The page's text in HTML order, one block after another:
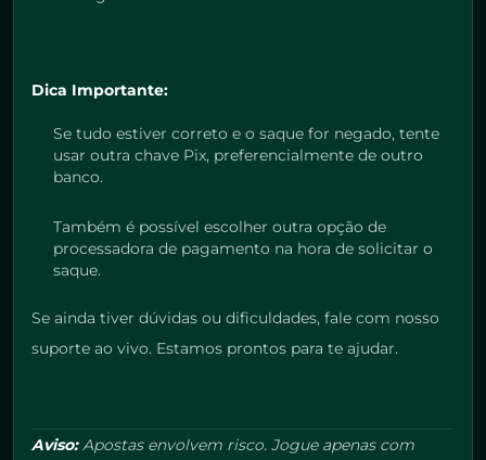
Dica Importante:
Se tudo estiver correto e o saque for negado, tente
usar outra chave Pix, preferencialmente de outro
banco.
Também é possível escolher outra opção de
processadora de pagamento na hora de solicitar o
saque.
Se ainda tiver dúvidas ou dificuldades, fale com nosso
suporte ao vivo. Estamos prontos para te ajudar.
Aviso:Apostas envolvem risco. Jogue apenas com